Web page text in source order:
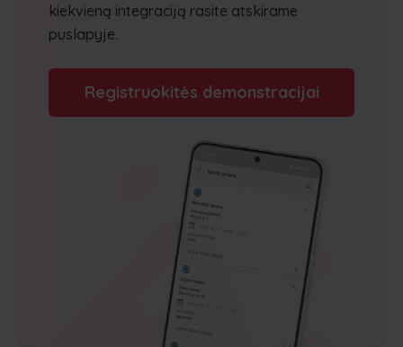
kiekvieną integraciją rasite atskirame
puslapyje.
Registruokitės demonstracijai